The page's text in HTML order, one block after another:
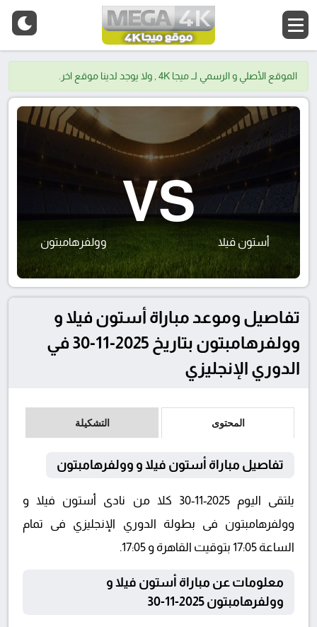
الموقع الأصلي و الرسمي لــ ميجا 4K , ولا يوجد لدينا موقع اخر.
أستون فيلا
VS
وولفرهامبتون
تفاصيل وموعد مباراة أستون فيلا و
وولفرهامبتون بتاريخ 2025-11-30 في
الدوري الإنجليزي
المحتوى التشكيلة
تفاصيل مباراة أستون فيلا و وولفرهامبتون
يلتقى اليوم 2025-11-30 كلا من نادى أستون فيلا و
وولفرهامبتون فى بطولة الدوري الإنجليزي فى تمام
الساعة 17:05 بتوقيت القاهرة و 17:05.
معلومات عن مباراة أستون فيلا و
وولفرهامبتون 2025-11-30